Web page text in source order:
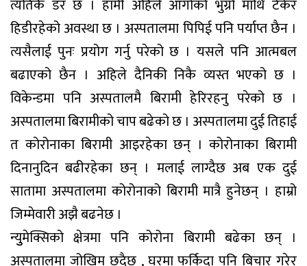
त्यतिकै डर छ । हामी अहिले आगोको भुग्रो माथि टेकेर
हिडीरहेको अवस्था छ । अस्पतालमा पिपिई पनि पर्याप्त छैन ।
त्यसैलाई पुनः प्रयोग गर्नु परेको छ । यसले पनि आत्मबल
बढाएको छैन । अहिले दैनिकी निकै व्यस्त भएको छ ।
विकेन्डमा पनि अस्पतालमै बिरामी हेरिरहनु परेको छ ।
अस्पतालमा बिरामीको चाप बढेको छ । अस्पतालमा दुई तिहाई
त कोरोनाका बिरामी आइरहेका छन् । कोरोनाका बिरामी
दिनानुदिन बढीरहेका छन् । मलाई लाग्दैछ अब एक दुई
सातामा अस्पतालमा कोरोनाको बिरामी मात्रै हुनेछन् । हाम्रो
जिम्मेवारी अझै बढनेछ ।
न्युुमेक्सिको क्षेत्रमा पनि कोरोना बिरामी बढेका छन् ।
अस्पतालमा जोखिम छदैछ , घरमा फर्किदा पनि बिचार गरेर